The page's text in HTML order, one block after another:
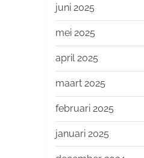
juni 2025
mei 2025
april 2025
maart 2025
februari 2025
januari 2025